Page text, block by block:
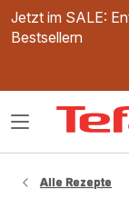
Jetzt im SALE:
Bestsellern
Das
Alle Rezepte